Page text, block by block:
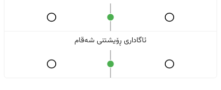
ئاگاداری ڕۆیشتنی شەقام